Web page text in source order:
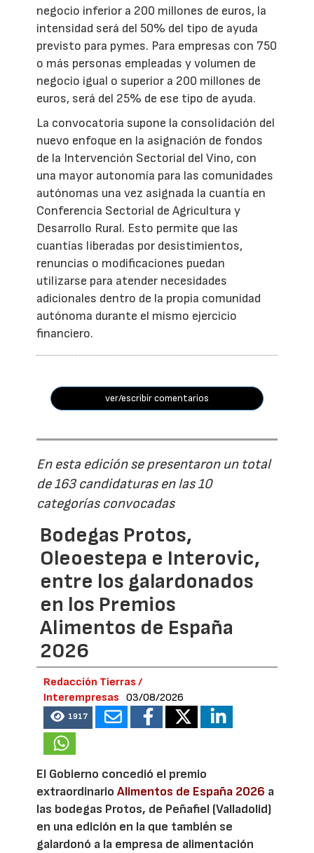
negocio inferior a 200 millones de euros, la
intensidad será del 50% del tipo de ayuda
previsto para pymes. Para empresas con 750
o más personas empleadas y volumen de
negocio igual o superior a 200 millones de
euros, será del 25% de ese tipo de ayuda.
La convocatoria supone la consolidación del
nuevo enfoque en la asignación de fondos
de la Intervención Sectorial del Vino, con
una mayor autonomía para las comunidades
autónomas una vez asignada la cuantía en
Conferencia Sectorial de Agricultura y
Desarrollo Rural. Esto permite que las
cuantías liberadas por desistimientos,
renuncias o modificaciones puedan
utilizarse para atender necesidades
adicionales dentro de la propia comunidad
autónoma durante el mismo ejercicio
financiero.
ver/escribir comentarios
En esta edición se presentaron un total
de 163 candidaturas en las 10
categorías convocadas
Bodegas Protos,
Oleoestepa e Interovic,
entre los galardonados
en los Premios
Alimentos de España
2026
Redacción Tierras /
Interempresas
03/08/2026
1917
El Gobierno concedió el premio
extraordinarioAlimentos de España 2026 a
las bodegas Protos, de Peñafiel (Valladolid)
en una edición en la que también se
galardonó a la empresa de alimentación